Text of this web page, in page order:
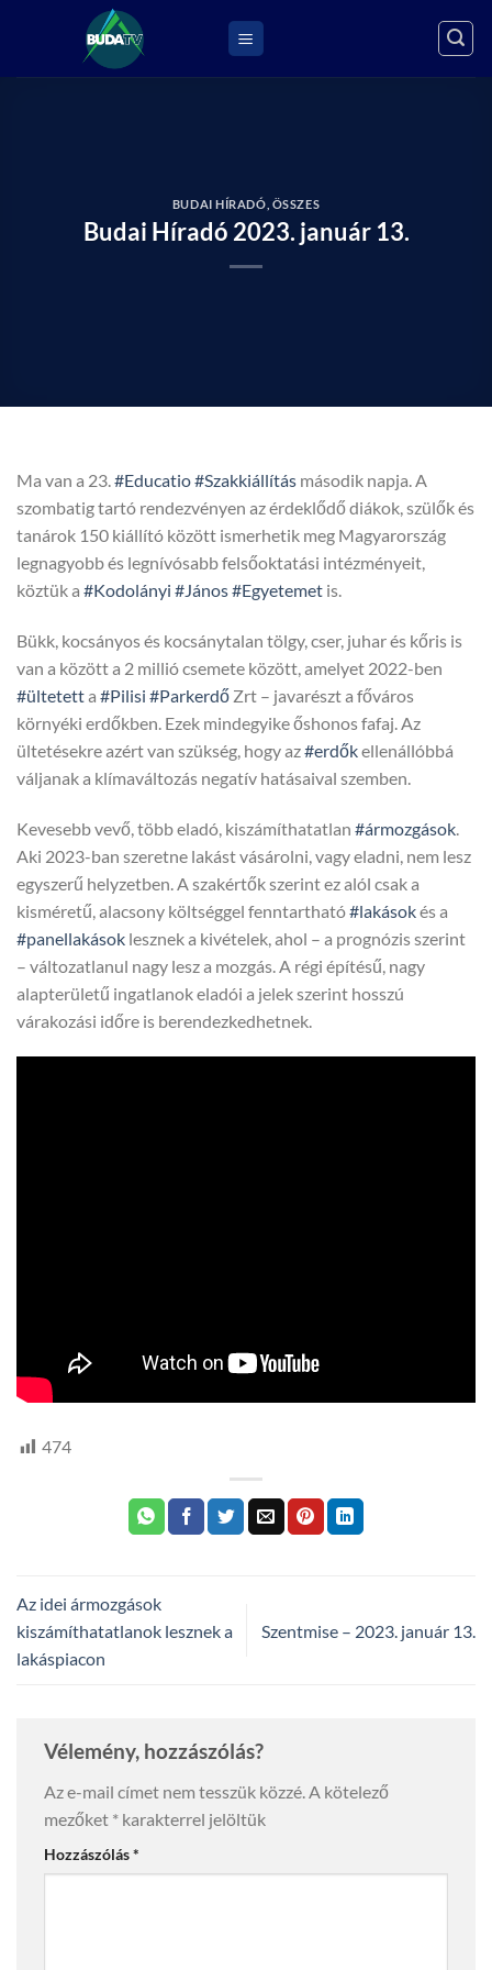
BUDAI HÍRADÓ ÖSSZES
Budai Híradó 2023. január 13.
Ma van a 23.#Educatio#Szakkiállítás második napja. A
szombatig tartó rendezvényen az érdeklődő diákok, szülők és
tanárok 150 kiállító között ismerhetik meg Magyarország
legnagyobb és legnívósabb felsőoktatási intézményeit,
köztük a #Kodolányi #János#Egyetemet is.
Bükk, kocsányos és kocsánytalan tölgy, cser, juhar és kőris is
van a között a 2 millió csemete között, amelyet 2022-ben
#ültetetta #Pilisi #Parkerdő Zrt – javarészt a főváros
környéki erdőkben. Ezek mindegyike őshonos fafaj. Az
ültetésekre azért van szükség, hogy az#erdőkellenállóbbá
váljanak a klímaváltozás negatív hatásaival szemben.
Kevesebb vevő, több eladó, kiszámíthatatlan #ármozgások
Aki 2023-ban szeretne lakást vásárolni, vagy eladni, nem lesz
egyszerű helyzetben. A szakértők szerint ez alól csak a
kisméretű, alacsony költséggel fenntartható#lakásokés a
#panellakások lesznek a kivételek, ahol – a prognózis szerint
– változatlanul nagy lesz a mozgás. A régi építésű, nagy
alapterületű ingatlanok eladói a jelek szerint hosszú
várakozási időre is berendezkedhetnek.
474
Az idei ármozgások
kiszámíthatatlanok lesznek a
lakáspiacon
Szentmise – 2023. január 13.
Vélemény, hozzászólás?
Az e-mail címet nem tesszük közzé.A kötelező
mezőket * karakterrel jelöltük
Hozzászólás*